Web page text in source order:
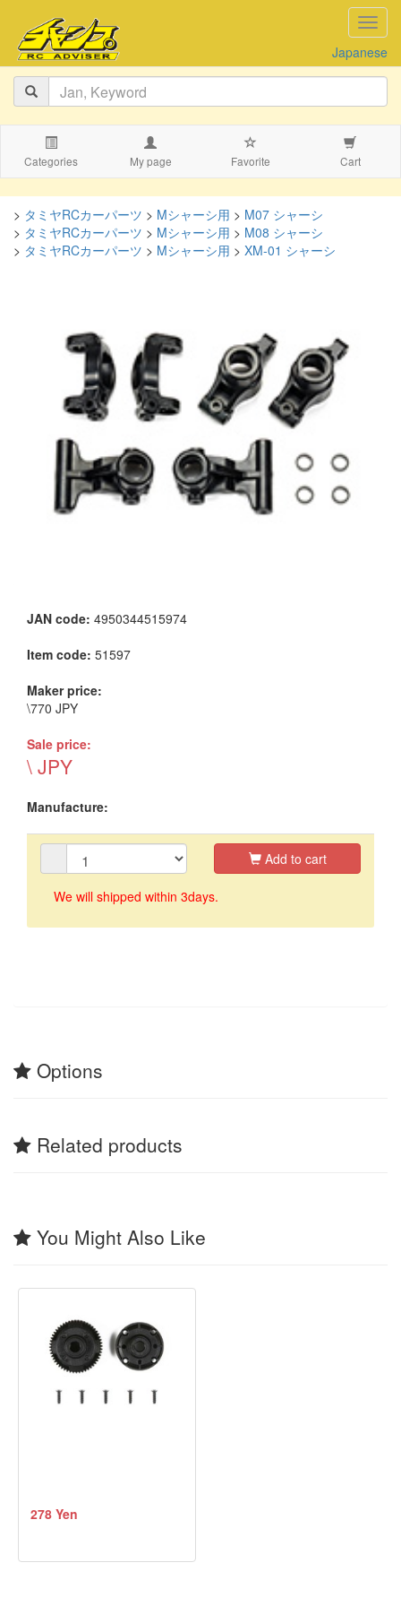
Japanese
Categories My page Favorite Cart
> タミヤRCカーパーツ > Mシャーシ用 > M07 シャーシ
> タミヤRCカーパーツ > Mシャーシ用 > M08 シャーシ
> タミヤRCカーパーツ > Mシャーシ用 > XM-01 シャーシ
JAN code: 4950344515974
Item code: 51597
Maker price:
\770 JPY
Sale price:
\ JPY
Manufacture:
Add to cart
We will shipped within 3days.
Options
Related products
You Might Also Like
278 Yen